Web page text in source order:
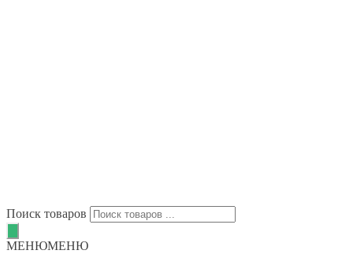
Поиск товаров
МЕНЮМЕНЮ